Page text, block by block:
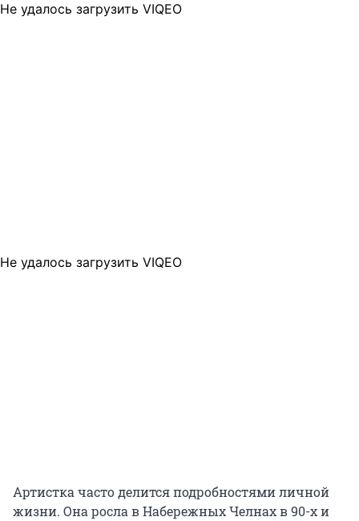
Не удалось загрузить VIQEO
Не удалось загрузить VIQEO
Артистка часто делится подробностями личной
жизни. Она росла в Набережных Челнах в 90-х и